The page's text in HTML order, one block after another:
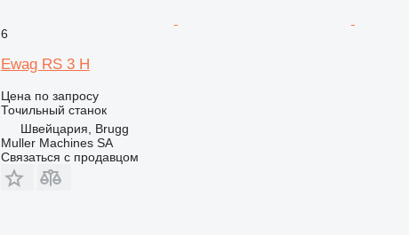
6
Ewag RS 3 H
Цена по запросу
Точильный станок
Швейцария, Brugg
Muller Machines SA
Связаться с продавцом